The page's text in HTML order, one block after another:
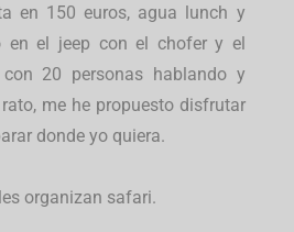
en 150 euros, agua lunch y
en el jeep con el chofer y el
20 personas hablando y
me he propuesto disfrutar
donde yo quiera.
organizan safari.